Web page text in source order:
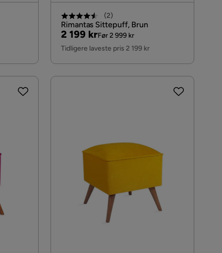
(2)
Rimantas Sittepuff, Brun
Pris
2 199 kr
Original
Pris
Før 2 999 kr
Tidligere laveste pris 2 199 kr